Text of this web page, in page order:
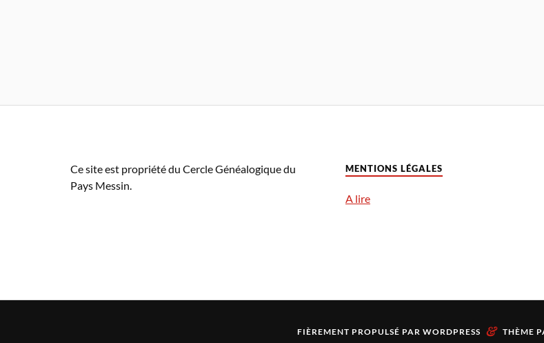
Ce site est propriété du Cercle Généalogique du
Pays Messin.
MENTIONS LÉGALES
A lire
FIÈREMENT PROPULSÉ PAR WORDPRESS & THÈME